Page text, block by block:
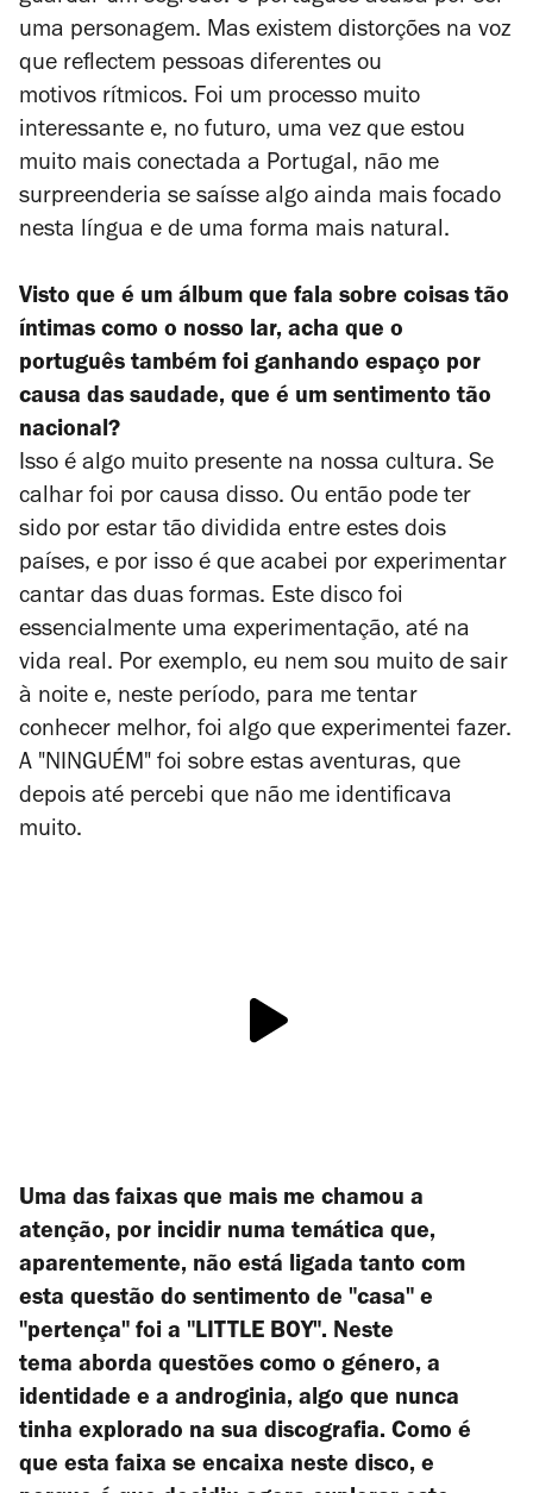
uma personagem. Mas existem distorções na voz
que reflectem pessoas diferentes ou
motivos rítmicos. Foi um processo muito
interessante e, no futuro, uma vez que estou
muito mais conectada a Portugal, não me
surpreenderia se saísse algo ainda mais focado
nesta língua e de uma forma mais natural.
Visto que é um álbum que fala sobre coisas tão
íntimas como o nosso lar, acha que o
português também foi ganhando espaço por
causa das saudade, que é um sentimento tão
nacional?
Isso é algo muito presente na nossa cultura. Se
calhar foi por causa disso. Ou então pode ter
sido por estar tão dividida entre estes dois
países, e por isso é que acabei por experimentar
cantar das duas formas. Este disco foi
essencialmente uma experimentação, até na
vida real. Por exemplo, eu nem sou muito de sair
à noite e, neste período, para me tentar
conhecer melhor, foi algo que experimentei fazer.
A "NINGUÉM" foi sobre estas aventuras, que
depois até percebi que não me identificava
muito.
Uma das faixas que mais me chamou a
atenção, por incidir numa temática que,
aparentemente, não está ligada tanto com
esta questão do sentimento de "casa" e
"pertença" foi a "LITTLE BOY". Neste
tema aborda questões como o género, a
identidade e a androginia, algo que nunca
tinha explorado na sua discografia. Como é
que esta faixa se encaixa neste disco, e